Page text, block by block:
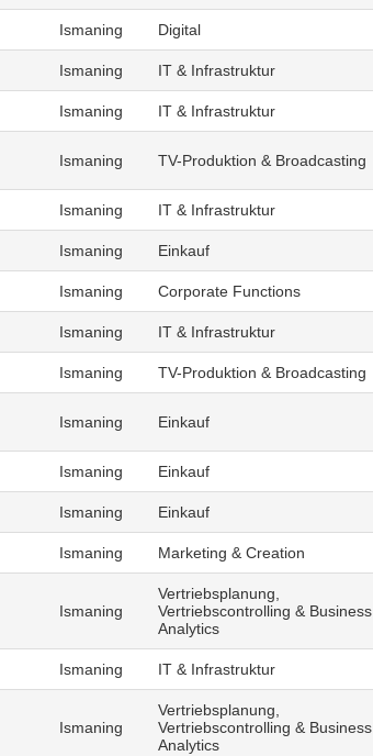
Ismaning Digital
Ismaning IT & Infrastruktur
Ismaning IT & Infrastruktur
Ismaning TV-Produktion & Broadcasting
Ismaning IT & Infrastruktur
Ismaning Einkauf
Ismaning Corporate Functions
Ismaning IT & Infrastruktur
Ismaning TV-Produktion & Broadcasting
Ismaning Einkauf
Ismaning Einkauf
Ismaning Einkauf
Ismaning Marketing & Creation
Ismaning
Vertriebsplanung,
Vertriebscontrolling & Business
Analytics
Ismaning IT & Infrastruktur
Ismaning
Vertriebsplanung,
Vertriebscontrolling & Business
Analytics